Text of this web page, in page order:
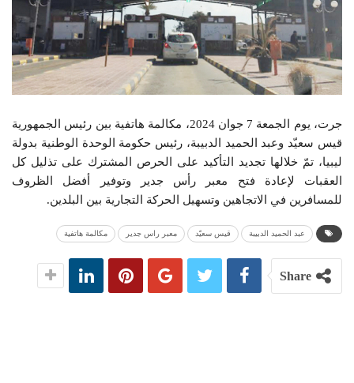
جرت، يوم الجمعة 7 جوان 2024، مكالمة هاتفية بين رئيس الجمهورية
قيس سعيّد وعبد الحميد الدبيبة، رئيس حكومة الوحدة الوطنية بدولة
ليبيا، تمّ خلالها تجديد التأكيد على الحرص المشترك على تذليل كل
العقبات لإعادة فتح معبر رأس جدير وتوفير أفضل الظروف
للمسافرين في الاتجاهين وتسهيل الحركة التجارية بين البلدين.
عبد الحميد الدبيبة قيس سعيّد معبر راس جدير مكالمة هاتفية
Share